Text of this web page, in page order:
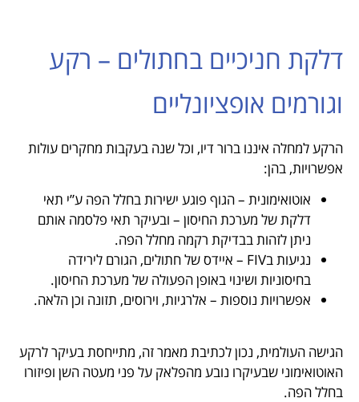
דלקת חניכיים בחתולים – רקע
וגורמים אופציונליים
הרקע למחלה איננו ברור דיו, וכל שנה בעקבות מחקרים עולות
אפשרויות, בהן:
אוטואימונית – הגוף פוגע ישירות בחלל הפה ע”י תאי
דלקת של מערכת החיסון – ובעיקר תאי פלסמה אותם
ניתן לזהות בבדיקת רקמה מחלל הפה.
נגיעות בFIV – איידס של חתולים, הגורם לירידה
בחיסוניות ושינוי באופן הפעולה של מערכת החיסון.
אפשרויות נוספות – אלרגיות, וירוסים, תזונה וכן הלאה.
הגישה העולמית, נכון לכתיבת מאמר זה, מתייחסת בעיקר לרקע
האוטואימוני שבעיקרו נובע מהפלאק על פני מעטה השן ופיזורו
בחלל הפה.